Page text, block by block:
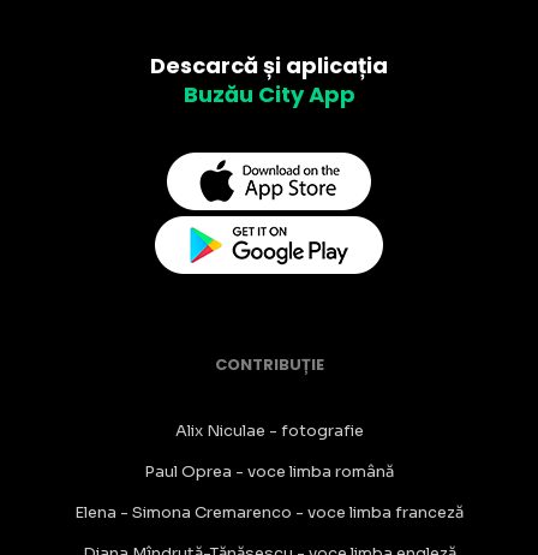
Descarcă și aplicația
Buzău City App
CONTRIBUȚIE
Alix Niculae - fotografie
Paul Oprea - voce limba română
Elena - Simona Cremarenco - voce limba franceză